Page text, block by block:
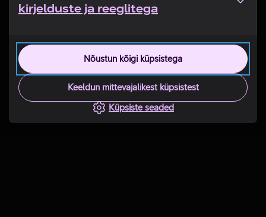
kirjelduste ja reeglitega
Nõustun kõigi küpsistega
Keeldun mittevajalikest küpsistest
Küpsiste seaded